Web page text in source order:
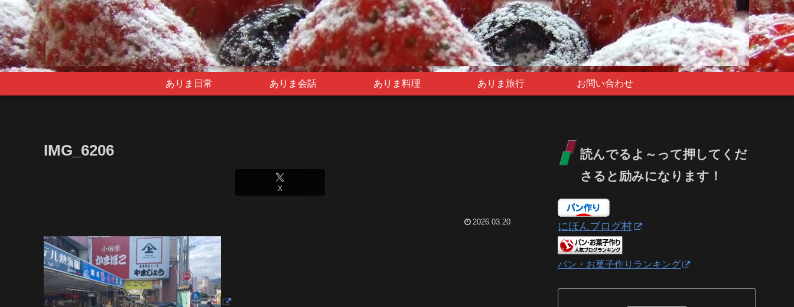
ありま日常 ありま会話 ありま料理 ありま旅行 お問い合わせ
IMG_6206
X
2026.03.20
読んでるよ～って押してくだ
さると励みになります！
にほんブログ村
パン・お菓子作りランキング